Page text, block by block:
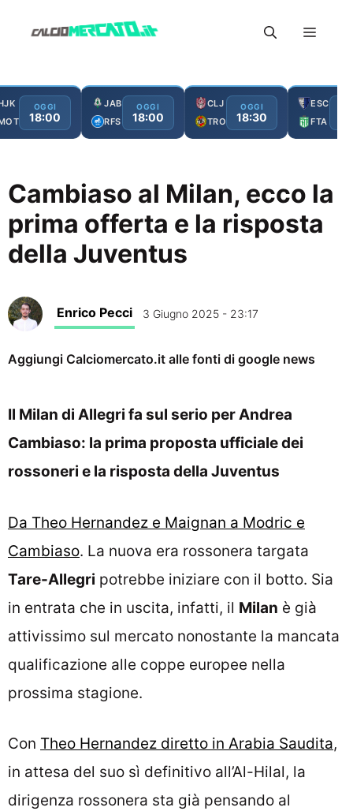
Menu
OGGI
18:00
JAB
RFS
OGGI
18:00
CLJ
TRO
OGGI
18:30
ESC
FTA
Cambiaso al Milan, ecco la
prima offerta e la risposta
della Juventus
Enrico Pecci 3 Giugno 2025 - 23:17
Aggiungi Calciomercato.it alle fonti di google news
Il Milan di Allegri fa sul serio per Andrea
Cambiaso: la prima proposta ufficiale dei
rossoneri e la risposta della Juventus
Da Theo Hernandez e Maignan a Modric e
Cambiaso. La nuova era rossonera targata
Tare-Allegri potrebbe iniziare con il botto. Sia
in entrata che in uscita, infatti, il Milan è già
attivissimo sul mercato nonostante la mancata
qualificazione alle coppe europee nella
prossima stagione.
Con Theo Hernandez diretto in Arabia Saudita,
in attesa del suo sì definitivo all’Al-Hilal, la
dirigenza rossonera sta già pensando al